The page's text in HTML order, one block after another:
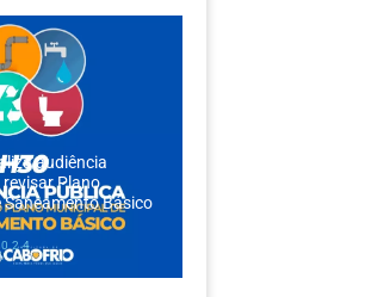
audiência
Plano
Saneamento Básico